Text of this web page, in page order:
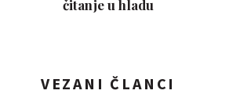
čitanje u hladu
VEZANI ČLANCI